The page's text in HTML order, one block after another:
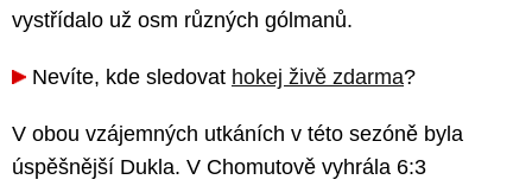
vystřídalo už osm různých gólmanů.
Nevíte, kde sledovat hokej živě zdarma?
V obou vzájemných utkáních v této sezóně byla
úspěšnější Dukla. V Chomutově vyhrála 6:3